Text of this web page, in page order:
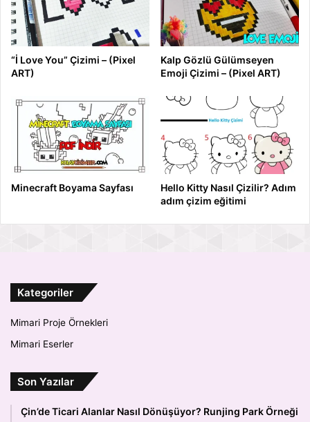
“İ Love You” Çizimi – (Pixel
ART)
Kalp Gözlü Gülümseyen
Emoji Çizimi – (Pixel ART)
Minecraft Boyama Sayfası
Hello Kitty Nasıl Çizilir? Adım
adım çizim eğitimi
Kategoriler
Mimari Proje Örnekleri
Mimari Eserler
Son Yazılar
Çin’de Ticari Alanlar Nasıl Dönüşüyor? Runjing Park Örneği